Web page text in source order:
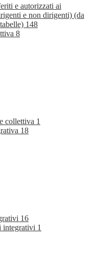
e autorizzati ai
e non dirigenti) (da
148
8
collettiva 1
18
16
integrativi 1